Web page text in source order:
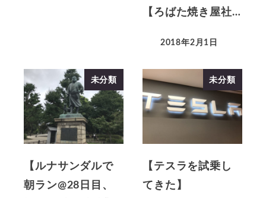
【ろばた焼き屋社…
2018年2月1日
未分類
【ルナサンダルで
朝ラン@28日目、
未分類
【テスラを試乗し
てきた】